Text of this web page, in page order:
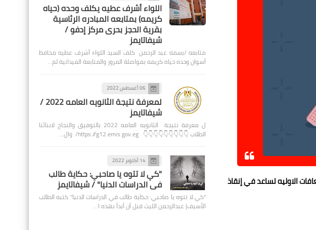
الاوليه تساعد في إنقاذ
اللواء أشرف عطيه يكلف وحده (حياه
كريمه) بمتابعه المبادره الرئاسية
بقرية الحجز بحرى مركز إدفو /
شيفاتايمز
متابعه /بسمه عبد الرحمن كلف السيد اللواء أشرف عطيه محافظ
أسوان وحده حياه كريمه بمواصلة المرور والمتابعة الميدانية لم…
06 أغسطس 2022
لمعرفة نتيجة الثانويه العامه 2022 /
شيفاتايمز
ل معرفة نتيجة الثانويه العامه 2022 بالتوفيق والنجاح لابنائنا
الطلاب 👇👇👇👇👇👇👇👇👇 https://g12.emis.gov.eg/ وال…
14 أكتوبر 2022
"كي لا تتوه يا صاحبي: حكاية طالب
في الدراسات الدنيا" / شيفاتايمز
"كي لا تتوه يا صاحبي: حكاية طالب في الدراسات الدنيا" كتبه الطالب
الأسيف| عبدالرحمن الليث قبل أن أبدأ بهذه ا…